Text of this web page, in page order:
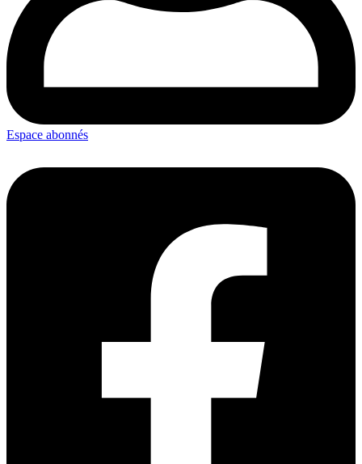
Espace abonnés